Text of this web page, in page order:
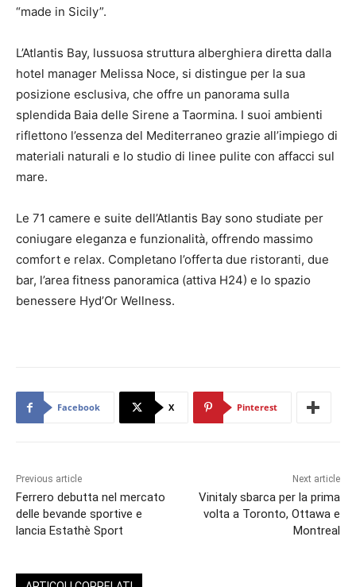
“made in Sicily”.
L’Atlantis Bay, lussuosa struttura alberghiera diretta dalla
hotel manager Melissa Noce, si distingue per la sua
posizione esclusiva, che offre un panorama sulla
splendida Baia delle Sirene a Taormina. I suoi ambienti
riflettono l’essenza del Mediterraneo grazie all’impiego di
materiali naturali e lo studio di linee pulite con affacci sul
mare.
Le 71 camere e suite dell’Atlantis Bay sono studiate per
coniugare eleganza e funzionalità, offrendo massimo
comfort e relax. Completano l’offerta due ristoranti, due
bar, l’area fitness panoramica (attiva H24) e lo spazio
benessere Hyd’Or Wellness.
Facebook X Pinterest
Previous article
Ferrero debutta nel mercato
delle bevande sportive e
lancia Estathè Sport
Next article
Vinitaly sbarca per la prima
volta a Toronto, Ottawa e
Montreal